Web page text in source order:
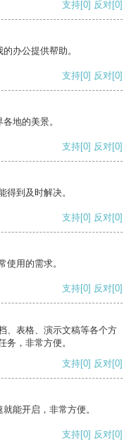
支持[0] 反对[0]
办公提供帮助。
支持[0] 反对[0]
地的美景。
支持[0] 反对[0]
得到及时解决。
支持[0] 反对[0]
使用的需求。
支持[0] 反对[0]
、表格、演示文稿等各个方
务，非常方便。
支持[0] 反对[0]
能开启，非常方便。
支持[0] 反对[0]